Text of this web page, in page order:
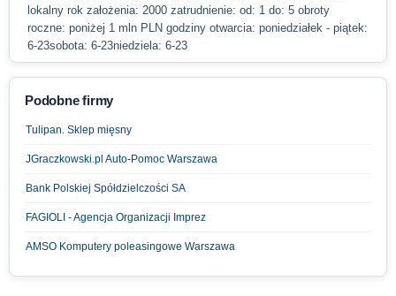
lokalny rok założenia: 2000 zatrudnienie: od: 1 do: 5 obroty
roczne: poniżej 1 mln PLN godziny otwarcia: poniedziałek - piątek:
6-23sobota: 6-23niedziela: 6-23
Podobne firmy
Tulipan. Sklep mięsny
JGraczkowski.pl Auto-Pomoc Warszawa
Bank Polskiej Spółdzielczości SA
FAGIOLI - Agencja Organizacji Imprez
AMSO Komputery poleasingowe Warszawa